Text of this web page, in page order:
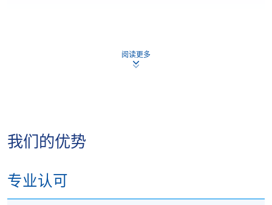
和法律相关工作经验的证明，将会被港大专业进修学
院授予法律行政人员高等证书（共66学分）:
阅读更多
我们的优势
专业认可